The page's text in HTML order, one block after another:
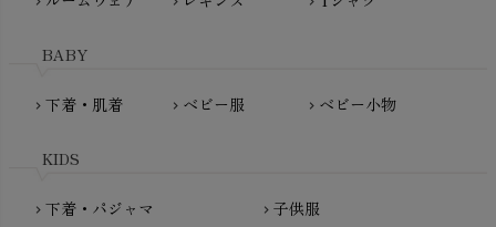
Haruulala（ハルウララ）
PeopleTree（ピープルツリー）
PRISTINE（プリスティン）
fromF（フロムエフ）
MATONA（マトナ）
mini rodini（ミニロディーニ）
My Little Cozmo（マイリトルコズモ）
BABY
chevron_right 下着・肌着 chevron_right ベビー服 chevron_right ベビー小物
KIDS
chevron_right 下着・パジャマ chevron_right 子供服